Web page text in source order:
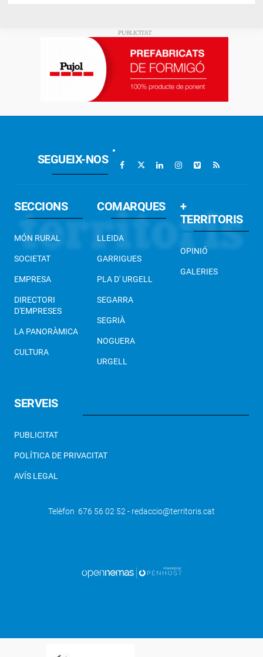
SEGUEIX-NOS
SECCIONS
MÓN RURAL
SOCIETAT
EMPRESA
DIRECTORI
D'EMPRESES
LA PANORÀMICA
CULTURA
COMARQUES
LLEIDA
GARRIGUES
PLA D' URGELL
SEGARRA
SEGRIÀ
NOGUERA
URGELL
+
TERRITORIS
OPINIÓ
GALERIES
SERVEIS
PUBLICITAT
POLÍTICA DE PRIVACITAT
AVÍS LEGAL
Telèfon 676 56 02 52 - redaccio@territoris.cat